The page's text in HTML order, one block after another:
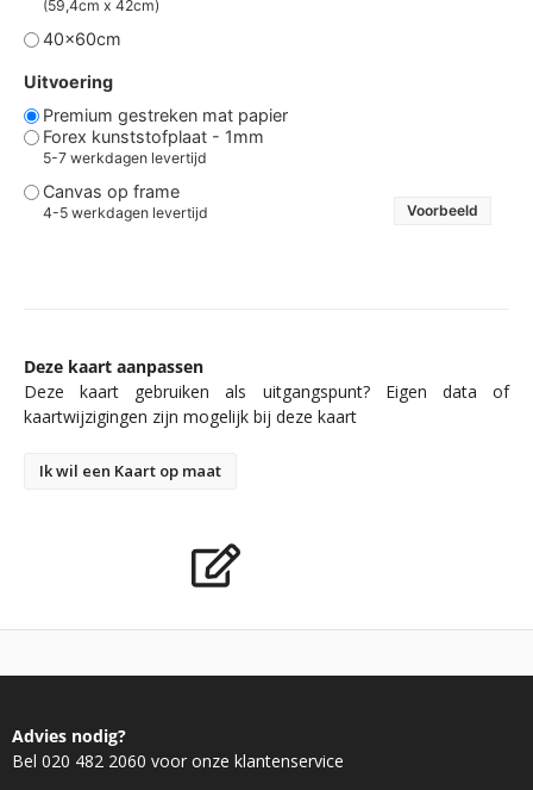
(59,4cm x 42cm)
40x60cm
Uitvoering
Premium gestreken mat papier
Forex kunststofplaat - 1mm
5-7 werkdagen levertijd
Canvas op frame
4-5 werkdagen levertijd Voorbeeld
Deze kaart aanpassen
Deze kaart gebruiken als uitgangspunt? Eigen data of
kaartwijzigingen zijn mogelijk bij deze kaart
Ik wil een Kaart op maat
Advies nodig?
Bel 020 482 2060 voor onze klantenservice